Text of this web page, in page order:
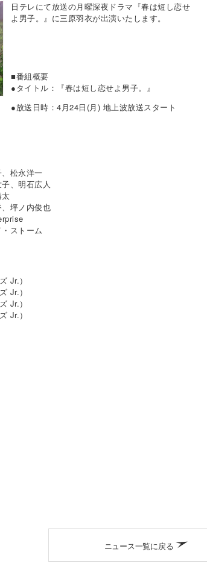
日テレにて放送の月曜深夜ドラマ『春は短し恋せ
よ男子。』に三原羽衣が出演いたします。
■番組概要
●タイトル：『春は短し恋せよ男子。』
●放送日時：4月24日(月) 地上波放送スタート
永洋一
石広人
ノ内俊也
トーム
Jr.）
Jr.）
Jr.）
Jr.）
ニュース一覧に戻る